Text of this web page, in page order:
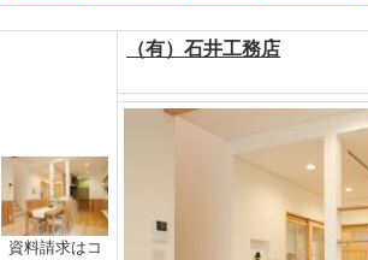
資料請求はコ
（有）石井工務店